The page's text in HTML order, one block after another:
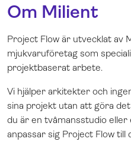
Om Milient
Project Flow är utvecklat av
mjukvaruföretag som
projektbaserat arbete.
Vi hjälper arkitekter och
sina projekt utan att göra
du är en tvåmansstudio
anpassar sig Project Flow